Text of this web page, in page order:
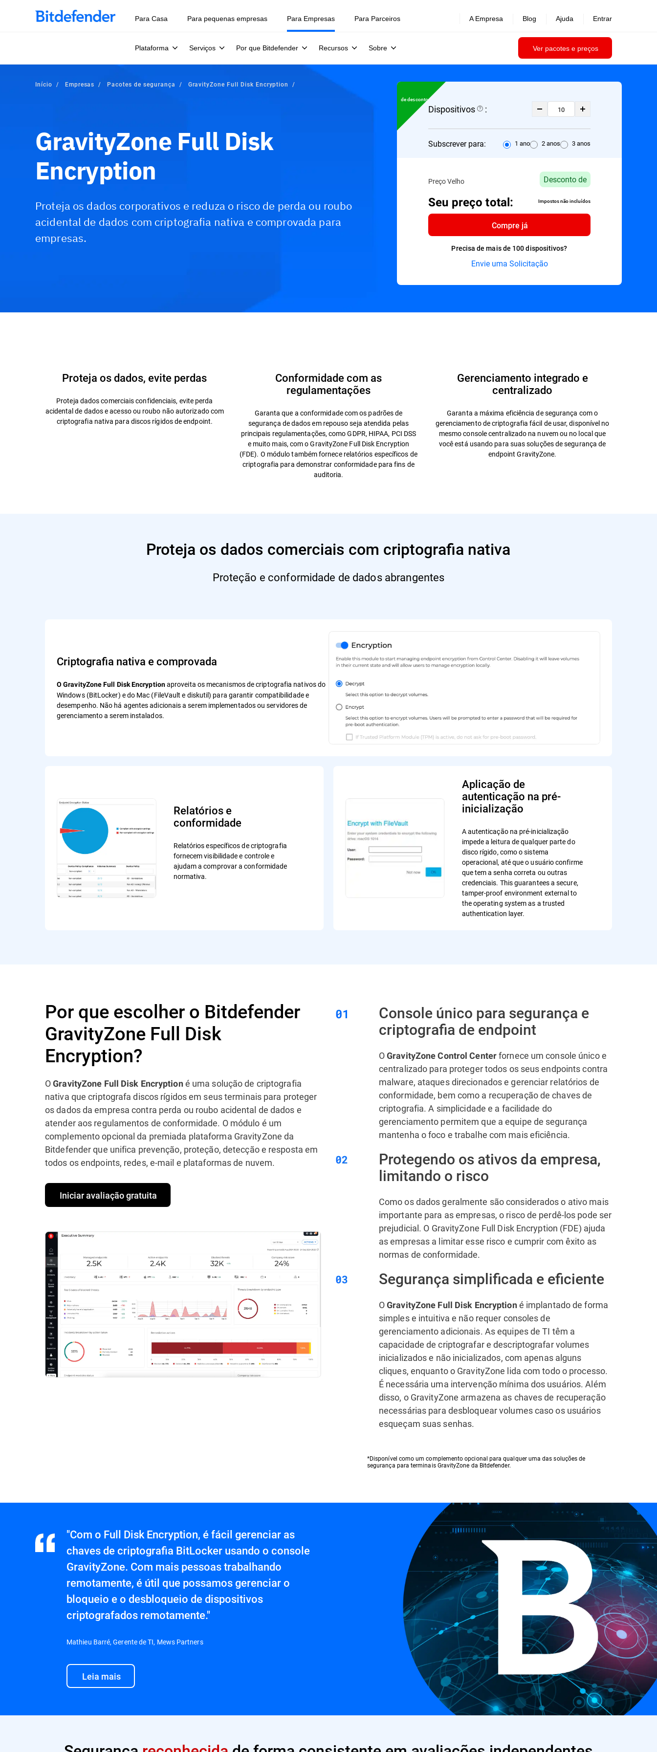
Para Casa Para pequenas empresas Para Empresas
Plataforma Serviços Por que Bitdefender Recursos Sobre Ver pacotes e preços
Para Parceiros A Empresa Blog Ajuda Entrar
Início Empresas Pacotes de segurança GravityZone Full Disk Encryption
GravityZone Full Disk
Encryption
Proteja os dados corporativos e reduza o risco de perda ou roubo
acidental de dados com criptografia nativa e comprovada para
empresas.
de desconto
Dispositivos :
Subscrever para: 1 ano 2 anos 3 anos
Preço Velho Desconto de
Seu preço total: Impostos não incluídos
Compre já
Precisa de mais de 100 dispositivos?
Envie uma Solicitação
Proteja os dados, evite perdas
Proteja dados comerciais confidenciais, evite perda
acidental de dados e acesso ou roubo não autorizado com
criptografia nativa para discos rígidos de endpoint.
Conformidade com as
regulamentações
Garanta que a conformidade com os padrões de
segurança de dados em repouso seja atendida pelas
principais regulamentações, como GDPR, HIPAA, PCI DSS
e muito mais, com o GravityZone Full Disk Encryption
(FDE). O módulo também fornece relatórios específicos de
criptografia para demonstrar conformidade para fins de
auditoria.
Gerenciamento integrado e
centralizado
Garanta a máxima eficiência de segurança com o
gerenciamento de criptografia fácil de usar, disponível no
mesmo console centralizado na nuvem ou no local que
você está usando para suas soluções de segurança de
endpoint GravityZone.
Proteja os dados comerciais com criptografia nativa
Proteção e conformidade de dados abrangentes
Criptografia nativa e comprovada
O GravityZone Full Disk Encryptionaproveita os mecanismos de criptografia nativos do
Windows (BitLocker) e do Mac (FileVault e diskutil) para garantir compatibilidade e
desempenho. Não há agentes adicionais a serem implementados ou servidores de
gerenciamento a serem instalados.
Relatórios e
conformidade
Relatórios específicos de criptografia
fornecem visibilidade e controle e
ajudam a comprovar a conformidade
normativa.
Aplicação de
autenticação na pré-
inicialização
A autenticação na pré-inicialização
impede a leitura de qualquer parte do
disco rígido, como o sistema
operacional, até que o usuário confirme
que tem a senha correta ou outras
credenciais. This guarantees a secure,
tamper-proof environment external to
the operating system as a trusted
authentication layer.
Por que escolher o Bitdefender
GravityZone Full Disk
Encryption?
OGravityZone Full Disk Encryptioné uma solução de criptografia
nativa que criptografa discos rígidos em seus terminais para proteger
os dados da empresa contra perda ou roubo acidental de dados e
atender aos regulamentos de conformidade. O módulo é um
complemento opcional da premiada plataforma GravityZone da
Bitdefender que unifica prevenção, proteção, detecção e resposta em
todos os endpoints, redes, e-mail e plataformas de nuvem.
Iniciar avaliação gratuita
Console único para segurança e
criptografia de endpoint
OGravityZone Control Centerfornece um console único e
centralizado para proteger todos os seus endpoints contra
malware, ataques direcionados e gerenciar relatórios de
conformidade, bem como a recuperação de chaves de
criptografia. A simplicidade e a facilidade do
gerenciamento permitem que a equipe de segurança
mantenha o foco e trabalhe com mais eficiência.
Protegendo os ativos da empresa,
limitando o risco
Como os dados geralmente são considerados o ativo mais
importante para as empresas, o risco de perdê-los pode ser
prejudicial. O GravityZone Full Disk Encryption (FDE) ajuda
as empresas a limitar esse risco e cumprir com êxito as
normas de conformidade.
Segurança simplificada e eficiente
OGravityZone Full Disk Encryptioné implantado de forma
simples e intuitiva e não requer consoles de
gerenciamento adicionais. As equipes de TI têm a
capacidade de criptografar e descriptografar volumes
inicializados e não inicializados, com apenas alguns
cliques, enquanto o GravityZone lida com todo o processo.
É necessária uma intervenção mínima dos usuários. Além
disso, o GravityZone armazena as chaves de recuperação
necessárias para desbloquear volumes caso os usuários
esqueçam suas senhas.
*Disponível como um complemento opcional para qualquer uma das soluções de
segurança para terminais GravityZone da Bitdefender.
"Com o Full Disk Encryption, é fácil gerenciar as
chaves de criptografia BitLocker usando o console
GravityZone. Com mais pessoas trabalhando
remotamente, é útil que possamos gerenciar o
bloqueio e o desbloqueio de dispositivos
criptografados remotamente."
Mathieu Barré, Gerente de TI, Mews Partners
Leia mais